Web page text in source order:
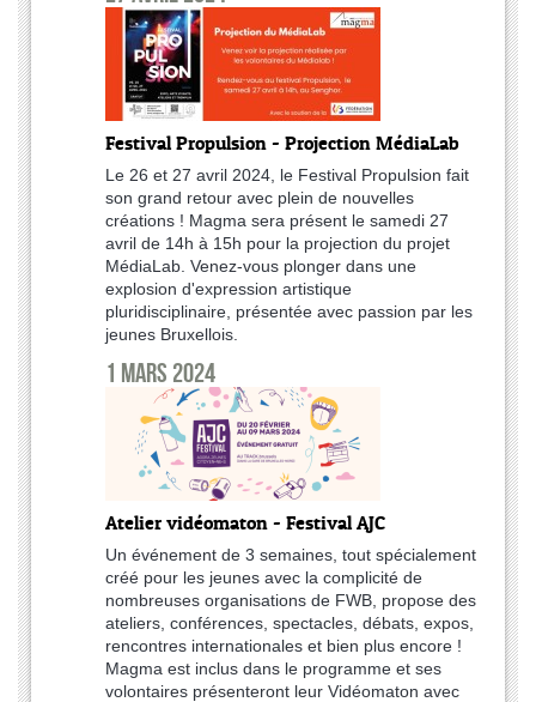
Festival Propulsion - Projection MédiaLab
Le 26 et 27 avril 2024, le Festival Propulsion fait
son grand retour avec plein de nouvelles
créations ! Magma sera présent le samedi 27
avril de 14h à 15h pour la projection du projet
MédiaLab. Venez-vous plonger dans une
explosion d'expression artistique
pluridisciplinaire, présentée avec passion par les
jeunes Bruxellois.
1 mars 2024
Atelier vidéomaton - Festival AJC
Un événement de 3 semaines, tout spécialement
créé pour les jeunes avec la complicité de
nombreuses organisations de FWB, propose des
ateliers, conférences, spectacles, débats, expos,
rencontres internationales et bien plus encore !
Magma est inclus dans le programme et ses
volontaires présenteront leur Vidéomaton avec